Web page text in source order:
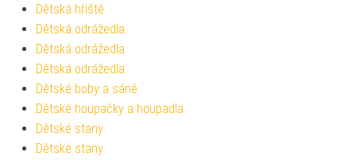
Dětská hřiště
Dětská odrážedla
Dětská odrážedla
Dětská odrážedla
Dětské boby a sáně
Dětské houpačky a houpadla
Dětské stany
Dětské stany